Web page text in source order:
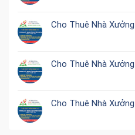
Cho Thuê Nhà
Cho Thuê Nhà
Cho Thuê Nhà